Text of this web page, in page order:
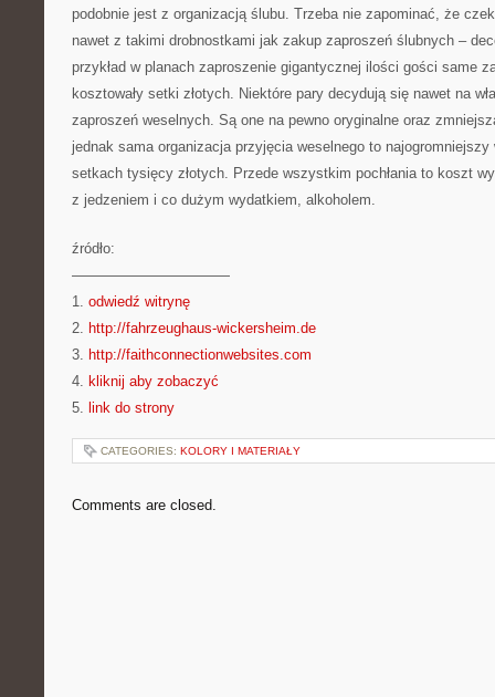
podobnie jest z organizacją ślubu. Trzeba nie zapominać, że
nawet z takimi drobnostkami jak zakup zaproszeń ślubnych –
przykład w planach zaproszenie gigantycznej ilości gości same
kosztowały setki złotych. Niektóre pary decydują się nawet na
zaproszeń weselnych. Są one na pewno oryginalne oraz
jednak sama organizacja przyjęcia weselnego to
setkach tysięcy złotych. Przede wszystkim pochłania to koszt
z jedzeniem i co dużym wydatkiem, alkoholem.
źródło:
———————————
1. odwiedź witrynę
2. http://fahrzeughaus-wickersheim.de
3. http://faithconnectionwebsites.com
4. kliknij aby zobaczyć
5. link do strony
CATEGORIES: KOLORY I MATERIAŁY
Comments are closed.